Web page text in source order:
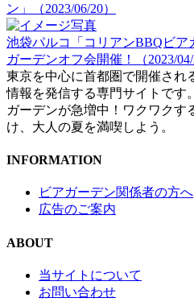
ン」（2023/06/20）
池袋パルコ「コリアンBBQビア
ガーデンオフ会開催！（2023/04/
東京を中心に首都圏で開催され
情報を発信する専門サイトです
ガーデンが急増中！ワクワクす
け、大人の夏を満喫しよう。
INFORMATION
ビアガーデン関係者の方へ
広告のご案内
ABOUT
当サイトについて
お問い合わせ